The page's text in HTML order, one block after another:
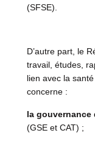
(SFSE).
D’autre part, le
travail, études,
lien avec la
concerne :
la gouvernance
(GSE et CAT) ;